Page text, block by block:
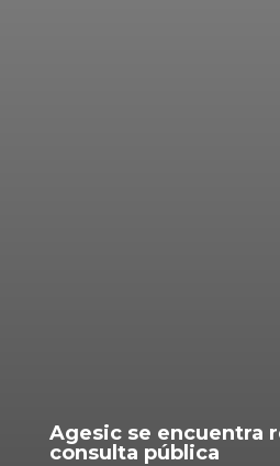
Agesic se encuentra
consulta pública